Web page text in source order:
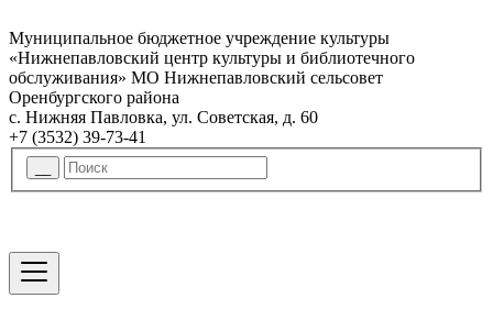
Муниципальное бюджетное учреждение культуры
«Нижнепавловский центр культуры и библиотечного
обслуживания» МО Нижнепавловский сельсовет
Оренбургского района
с. Нижняя Павловка, ул. Советская, д. 60
+7 (3532) 39-73-41